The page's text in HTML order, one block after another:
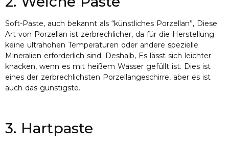
Soft-Paste, auch bekannt als “künstliches Porzellan”, Diese
Art von Porzellan ist zerbrechlicher, da für die Herstellung
keine ultrahohen Temperaturen oder andere spezielle
Mineralien erforderlich sind. Deshalb, Es lässt sich leichter
knacken, wenn es mit heißem Wasser gefüllt ist. Dies ist
eines der zerbrechlichsten Porzellangeschirre, aber es ist
auch das günstigste.
3. Hartpaste